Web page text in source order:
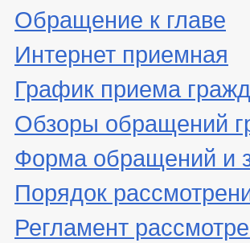
Обращение к главе
Интернет приемная
График приема
Обзоры обращений
Форма обращений и
Порядок
Регламент